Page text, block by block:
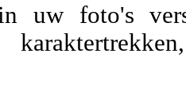
uw foto's